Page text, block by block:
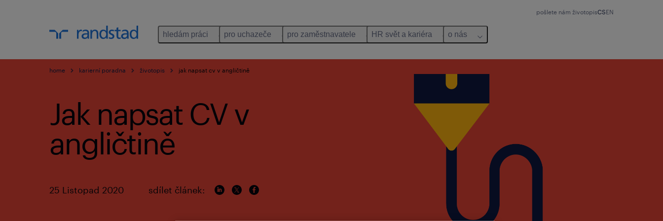
pošlete nám životopisCSEN
hledám práci pro uchazeče pro zaměstnavatele HR svět a kariéra o nás
home karierní poradna životopis jak napsat cv v angličtině
Jak napsat CV v
angličtině
25 Listopad 2020 sdílet článek: